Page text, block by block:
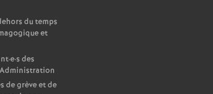
du temps
et
·e·s des
de grève et de